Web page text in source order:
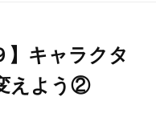
】キャラクタ
えよう②